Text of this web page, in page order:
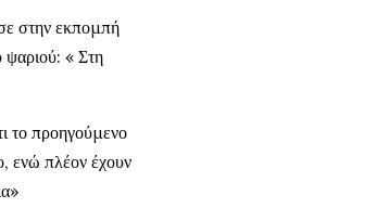
στην εκπομπή
ψαριού: « Στη
το προηγούμενο
ενώ πλέον έχουν